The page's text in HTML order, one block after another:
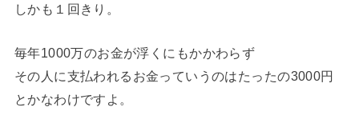
しかも１回きり。
毎年1000万のお金が浮くにもかかわらず
その人に支払われるお金っていうのはたったの3000円
とかなわけですよ。